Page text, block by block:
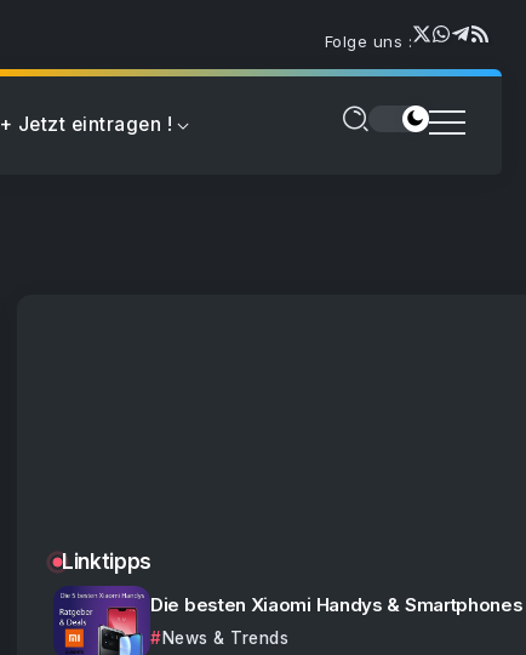
Folge uns :
+ Jetzt eintragen !
Linktipps
Die besten Xiaomi Handys & Smartphones
News & Trends